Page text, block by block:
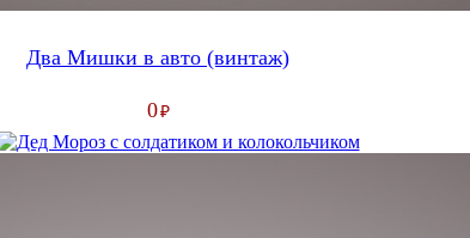
Два Мишки в авто (винтаж)
0₽